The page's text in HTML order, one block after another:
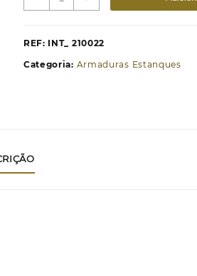
IP65
REF: INT_ 210022
Categoria: Armaduras Estanques